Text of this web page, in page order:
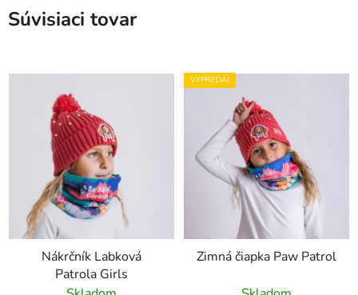
Súvisiaci tovar
Nákrčník Labková
Patrola Girls
VÝPREDAJ
Zimná čiapka Paw Patrol